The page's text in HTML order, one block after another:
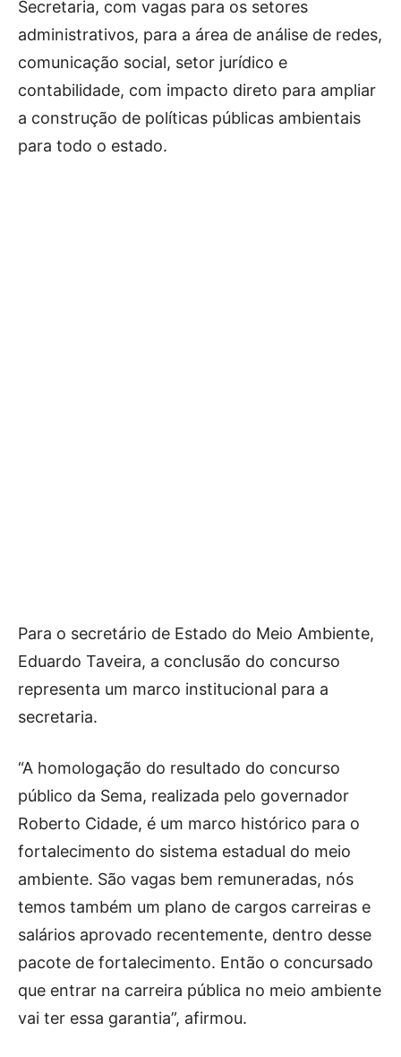
Secretaria, com vagas para os setores
administrativos, para a área de análise de redes,
comunicação social, setor jurídico e
contabilidade, com impacto direto para ampliar
a construção de políticas públicas ambientais
para todo o estado.
Para o secretário de Estado do Meio Ambiente,
Eduardo Taveira, a conclusão do concurso
representa um marco institucional para a
secretaria.
“A homologação do resultado do concurso
público da Sema, realizada pelo governador
Roberto Cidade, é um marco histórico para o
fortalecimento do sistema estadual do meio
ambiente. São vagas bem remuneradas, nós
temos também um plano de cargos carreiras e
salários aprovado recentemente, dentro desse
pacote de fortalecimento. Então o concursado
que entrar na carreira pública no meio ambiente
vai ter essa garantia”, afirmou.